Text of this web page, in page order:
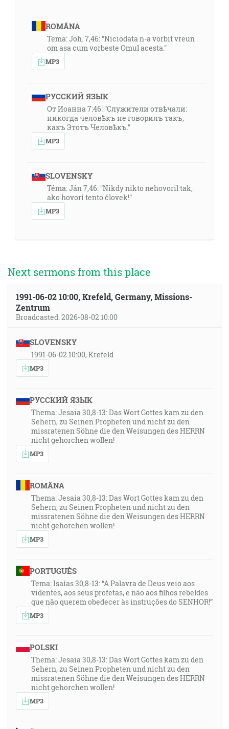
ROMÂNA
Tema: Joh. 7,46: "Niciodata n-a vorbit vreun
om asa cum vorbeste Omul acesta."
MP3
РУССКИЙ ЯЗЫК
От Иоанна 7:46: "Служители отвѣчали:
никогда человѣкъ не говорилъ такъ,
какъ Этотъ Человѣкъ."
MP3
SLOVENSKY
Téma: Ján 7,46: "Nikdy nikto nehovoril tak,
ako hovorí tento človek!"
MP3
Next sermons from this place
1991-06-02 10:00, Krefeld, Germany, Missions-
Zentrum
Broadcasted: 2026-08-02 10:00
SLOVENSKY
1991-06-02 10:00, Krefeld
MP3
РУССКИЙ ЯЗЫК
Thema: Jesaia 30,8-13: Das Wort Gottes kam zu den
Sehern, zu Seinen Propheten und nicht zu den
missratenen Söhne die den Weisungen des HERRN
nicht gehorchen wollen!
MP3
ROMÂNA
Thema: Jesaia 30,8-13: Das Wort Gottes kam zu den
Sehern, zu Seinen Propheten und nicht zu den
missratenen Söhne die den Weisungen des HERRN
nicht gehorchen wollen!
MP3
PORTUGUÊS
Tema: Isaías 30,8-13: “A Palavra de Deus veio aos
videntes, aos seus profetas, e não aos filhos rebeldes
que não querem obedecer às instruções do SENHOR!”
MP3
POLSKI
Thema: Jesaia 30,8-13: Das Wort Gottes kam zu den
Sehern, zu Seinen Propheten und nicht zu den
missratenen Söhne die den Weisungen des HERRN
nicht gehorchen wollen!
MP3